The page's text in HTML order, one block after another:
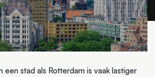
een stad als Rotterdam is vaak lastiger